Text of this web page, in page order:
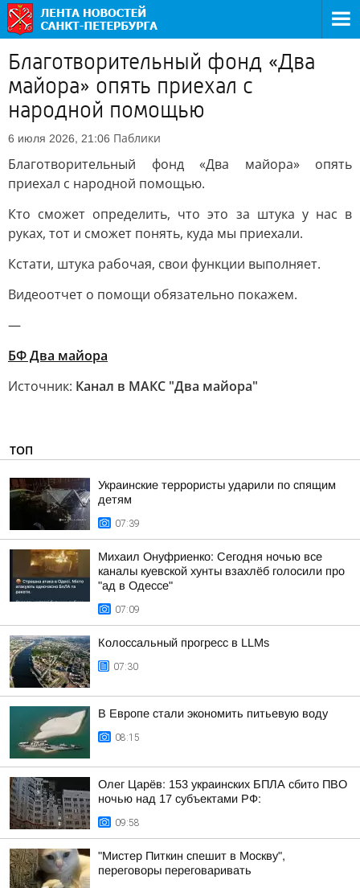
Благотворительный фонд «Два
майора» опять приехал с
народной помощью
6 июля 2026, 21:06 Паблики
Благотворительный фонд «Два майора» опять
приехал с народной помощью.
Кто сможет определить, что это за штука у нас в
руках, тот и сможет понять, куда мы приехали.
Кстати, штука рабочая, свои функции выполняет.
Видеоотчет о помощи обязательно покажем.
—
БФ Два майора
Источник: Канал в МАКС "Два майора"
ТОП
Украинские террористы ударили по спящим
детям
07:39
Михаил Онуфриенко: Сегодня ночью все
каналы куевской хунты взахлёб голосили про
"ад в Одессе"
07:09
Колоссальный прогресс в LLMs
07:30
В Европе стали экономить питьевую воду
08:15
Олег Царёв: 153 украинских БПЛА сбито ПВО
ночью над 17 субъектами РФ:
09:58
"Мистер Питкин спешит в Москву",
переговоры переговаривать